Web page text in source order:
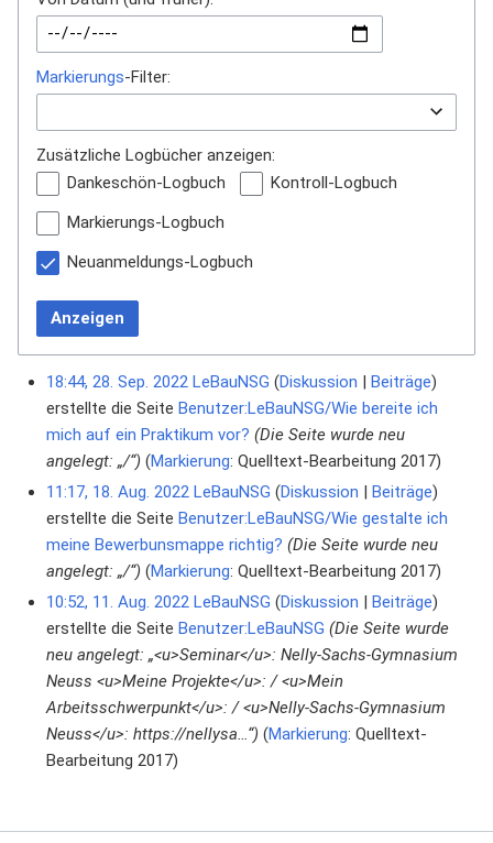
Markierungs-Filter:
Zusätzliche Logbücher anzeigen:
Dankeschön-Logbuch
Kontroll-Logbuch
Markierungs-Logbuch
Neuanmeldungs-Logbuch
Anzeigen
18:44, 28. Sep. 2022 LeBauNSG Diskussion
Beiträge
erstellte die Seite Benutzer:LeBauNSG/Wie bereite ich
mich auf ein Praktikum vor? (Die Seite wurde neu
angelegt: „/“) Markierung: Quelltext-Bearbeitung 2017
11:17, 18. Aug. 2022 LeBauNSG Diskussion
Beiträge
erstellte die Seite Benutzer:LeBauNSG/Wie gestalte ich
meine Bewerbunsmappe richtig? (Die Seite wurde neu
angelegt: „/“) Markierung: Quelltext-Bearbeitung 2017
10:52, 11. Aug. 2022 LeBauNSG Diskussion
Beiträge
erstellte die Seite Benutzer:LeBauNSG (Die Seite wurde
neu angelegt: „<u>Seminar</u>: Nelly-Sachs-Gymnasium
Neuss <u>Meine Projekte</u>: / <u>Mein
Arbeitsschwerpunkt</u>: / <u>Nelly-Sachs-Gymnasium
Neuss</u>: https://nellysa…“) Markierung: Quelltext-
Bearbeitung 2017